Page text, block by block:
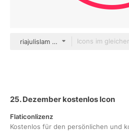
riajulislam color fill
25. Dezember kostenlos Icon
Flaticonlizenz
Kostenlos für den persönlichen und